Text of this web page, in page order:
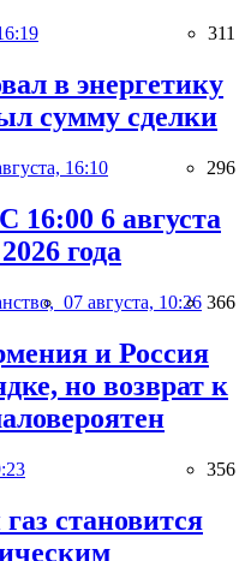
311
в энергетику
сумму сделки
16:10 296
16:00 6 августа
года
07 августа, 10:26 366
и Россия
но возврат к
356
становится